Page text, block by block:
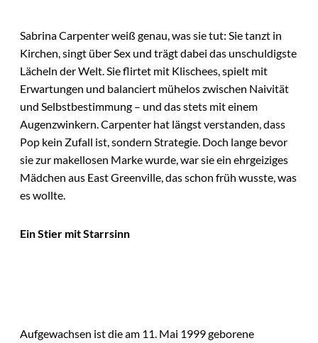
Sabrina Carpenter weiß genau, was sie tut: Sie tanzt in
Kirchen, singt über Sex und trägt dabei das unschuldigste
Lächeln der Welt. Sie flirtet mit Klischees, spielt mit
Erwartungen und balanciert mühelos zwischen Naivität
und Selbstbestimmung – und das stets mit einem
Augenzwinkern. Carpenter hat längst verstanden, dass
Pop kein Zufall ist, sondern Strategie. Doch lange bevor
sie zur makellosen Marke wurde, war sie ein ehrgeiziges
Mädchen aus East Greenville, das schon früh wusste, was
es wollte.
Ein Stier mit Starrsinn
Aufgewachsen ist die am 11. Mai 1999 geborene